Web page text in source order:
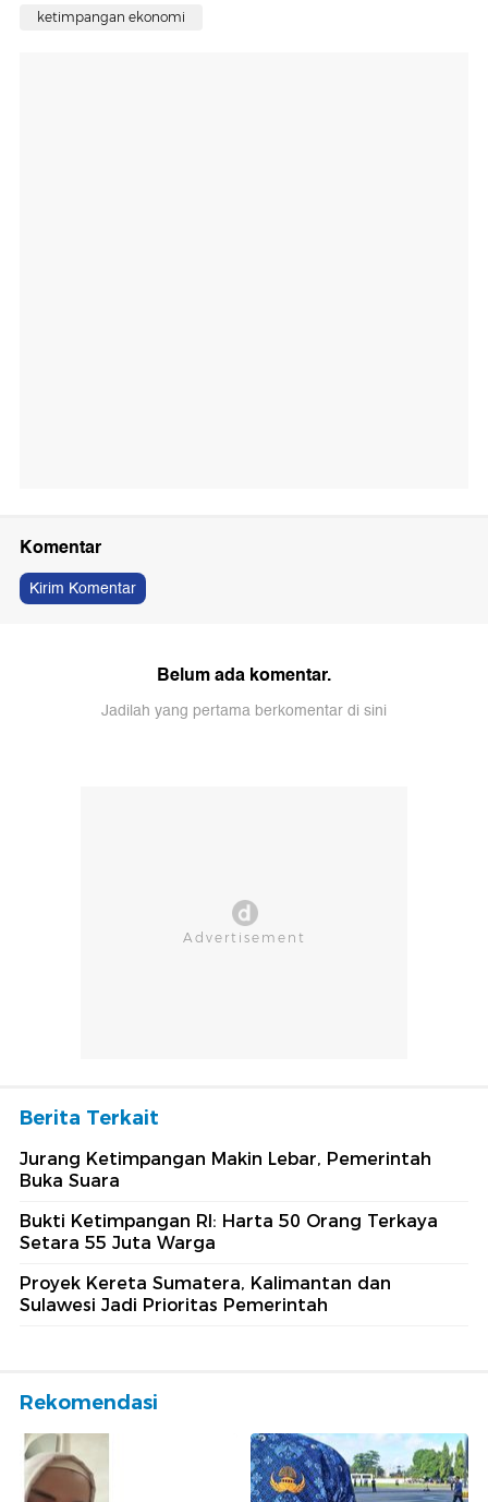
ketimpangan ekonomi
Komentar
Kirim Komentar
Belum ada komentar.
Jadilah yang pertama berkomentar di sini
Berita Terkait
Jurang Ketimpangan Makin Lebar, Pemerintah
Buka Suara
Bukti Ketimpangan RI: Harta 50 Orang Terkaya
Setara 55 Juta Warga
Proyek Kereta Sumatera, Kalimantan dan
Sulawesi Jadi Prioritas Pemerintah
Rekomendasi